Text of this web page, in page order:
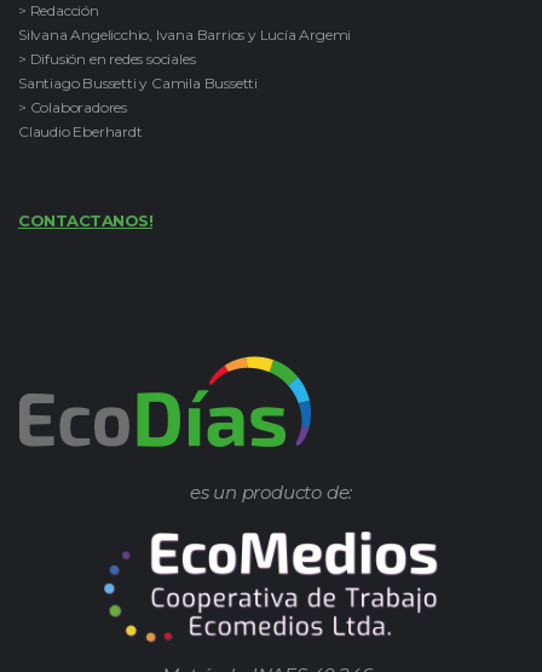
> Redacción
Silvana Angelicchio, Ivana Barrios y Lucía Argemi
> Difusión en redes sociales
Santiago Bussetti y Camila Bussetti
> Colaboradores
Claudio Eberhardt
CONTACTANOS!
es un producto de: